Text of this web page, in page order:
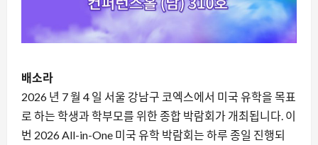
배소라
2026 년 7 월 4 일 서울 강남구 코엑스에서 미국 유학을 목표
로 하는 학생과 학부모를 위한 종합 박람회가 개최됩니다. 이
번 2026 All-in-One 미국 유학 박람회는 하루 종일 진행되